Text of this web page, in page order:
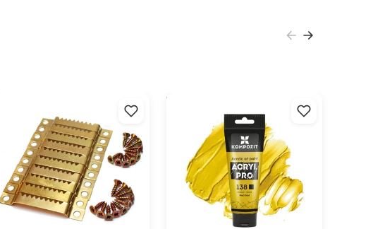
kačenje slika ARTMIE - 10 kom
Metalik akrilna boja ACRYL PRO
ART Kompozit 75 ml